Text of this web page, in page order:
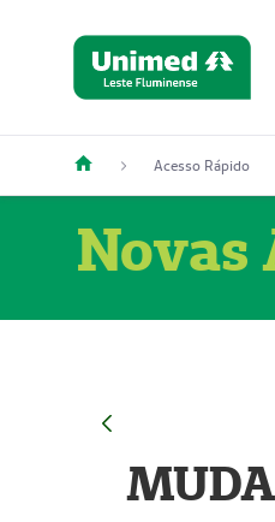
Acesso Rápido
Novas